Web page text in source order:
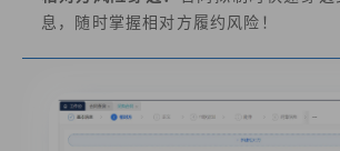
息，随时掌握相对方履约风险！